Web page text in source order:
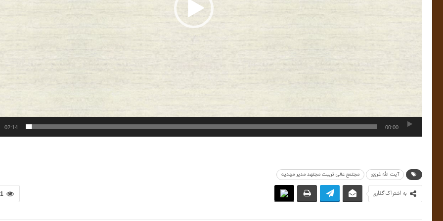
00:00
02:14
آیت الله غروی مجتمع عالی تربیت مجتهد مدیر مهدیه
به اشتراک گذاری